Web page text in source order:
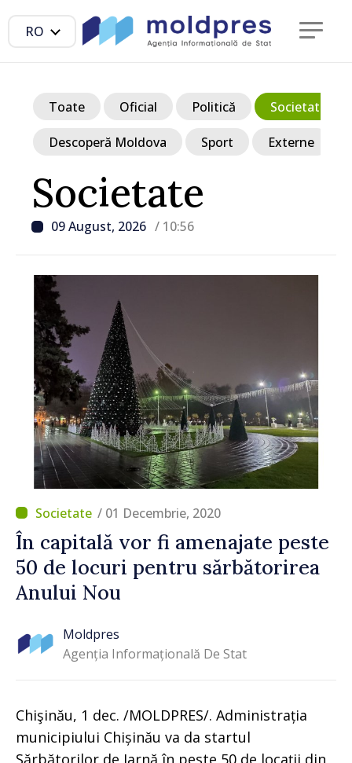
RO
Societate
09 August, 2026 / 10:56
Toate Oficial Politică Societate
Descoperă Moldova Sport Externe
/ 01 Decembrie, 2020
În capitală vor fi amenajate peste
50 de locuri pentru sărbătorirea
Anului Nou
Moldpres
Agenția Informațională De Stat
Chişinău, 1 dec. /MOLDPRES/. Administrația
municipiului Chișinău va da startul
Sărbătorilor de Iarnă în peste 50 de locații din